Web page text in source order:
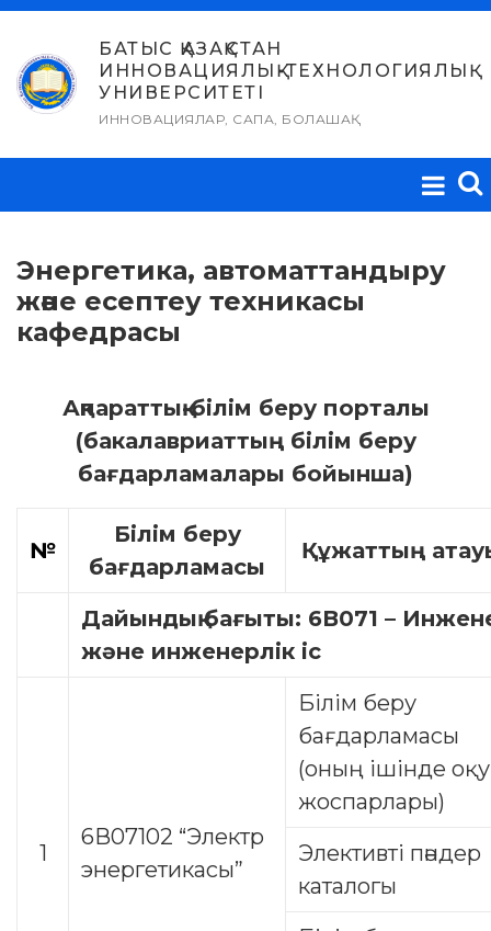
Skip
content
БАТЫС ҚАЗАҚСТАН
ИННОВАЦИЯЛЫҚ-ТЕХНОЛОГИЯЛЫҚ
УНИВЕРСИТЕТІ
ИННОВАЦИЯЛАР, САПА, БОЛАШАҚ
Энергетика, автоматтандыру
және есептеу техникасы
кафедрасы
Ақпараттық-білім беру порталы
(бакалавриаттың білім беру
бағдарламалары бойынша)
№
Білім беру
бағдарламасы
Құжаттың
Дайындық бағыты: 6В071 –
және инженерлік іс
1
6В07102 “Электр
энергетикасы”
Білім беру
бағдарламасы
(оның ішінде оқу
жоспарлары)
Элективті пәндер
каталогы